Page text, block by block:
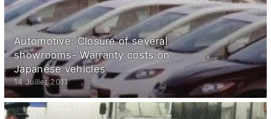
Automotive: Closure of several
showrooms- Warranty costs on
Japanese vehicles
14 Juillet 2011